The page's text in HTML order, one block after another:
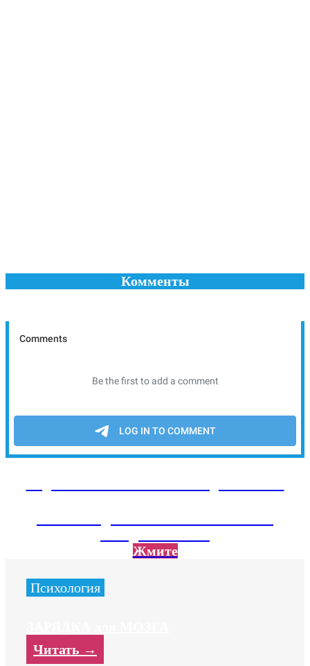
Комменты
Жмите
Психология
Читать →